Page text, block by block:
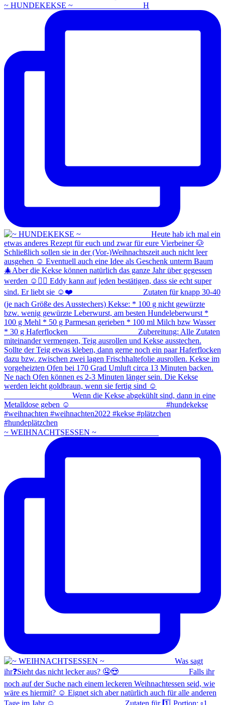
~ HUNDEKEKSE ~ ⠀⠀⠀⠀⠀⠀⠀⠀⠀⠀⠀ H
~ WEIHNACHTSESSEN ~ ⠀⠀⠀⠀⠀⠀⠀⠀⠀⠀